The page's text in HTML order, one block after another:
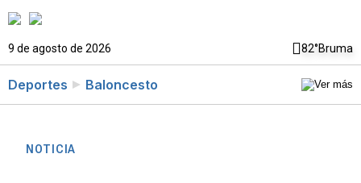
9 de agosto de 2026 82°Bruma
Deportes Baloncesto
NOTICIA